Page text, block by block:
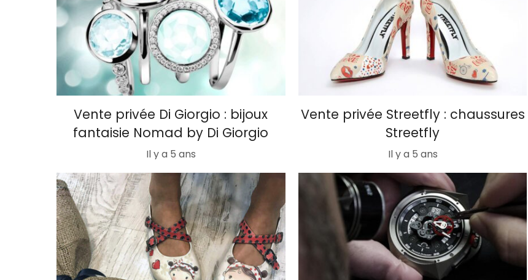
Vente privée Di Giorgio : bijoux
fantaisie Nomad by Di Giorgio
Il y a 5 ans
Vente privée Streetfly : chaussures
Streetfly
Il y a 5 ans